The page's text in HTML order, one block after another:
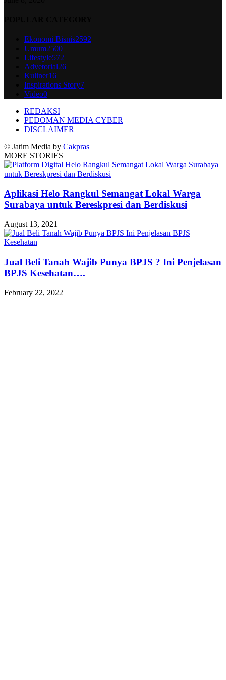
Ekonomi Bisnis2592
Umum2500
Lifestyle572
Advetorial26
Kuliner16
Inspirations Story7
Video0
REDAKSI
PEDOMAN MEDIA CYBER
DISCLAIMER
© Jatim Media by Cakpras
MORE STORIES
Aplikasi Helo Rangkul Semangat Lokal Warga
Surabaya untuk Bereskpresi dan Berdiskusi
August 13, 2021
Jual Beli Tanah Wajib Punya BPJS ? Ini Penjelasan
BPJS Kesehatan….
February 22, 2022